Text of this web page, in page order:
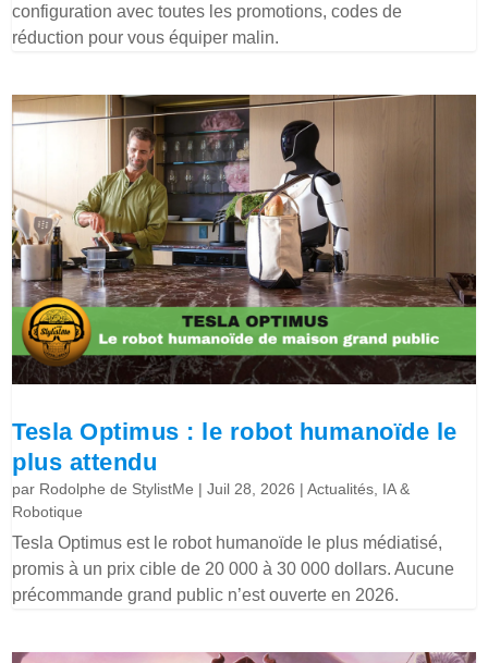
configuration avec toutes les promotions, codes de
réduction pour vous équiper malin.
Tesla Optimus : le robot humanoïde le
plus attendu
par Rodolphe de StylistMe |Juil 28, 2026 |Actualités IA &
Robotique
Tesla Optimus est le robot humanoïde le plus médiatisé,
promis à un prix cible de 20 000 à 30 000 dollars. Aucune
précommande grand public n’est ouverte en 2026.